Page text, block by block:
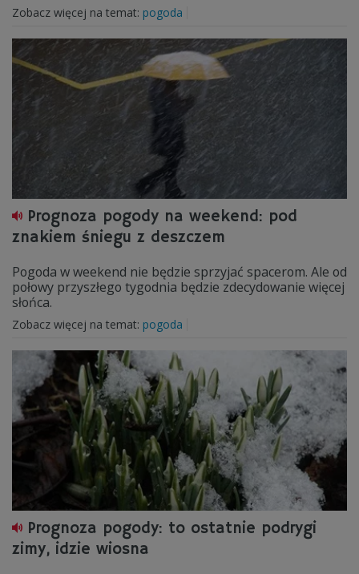
Zobacz więcej na temat: pogoda
Prognoza pogody na weekend: pod
znakiem śniegu z deszczem
Pogoda w weekend nie będzie sprzyjać spacerom. Ale od
połowy przyszłego tygodnia będzie zdecydowanie więcej
słońca.
Zobacz więcej na temat: pogoda
Prognoza pogody: to ostatnie podrygi
zimy, idzie wiosna